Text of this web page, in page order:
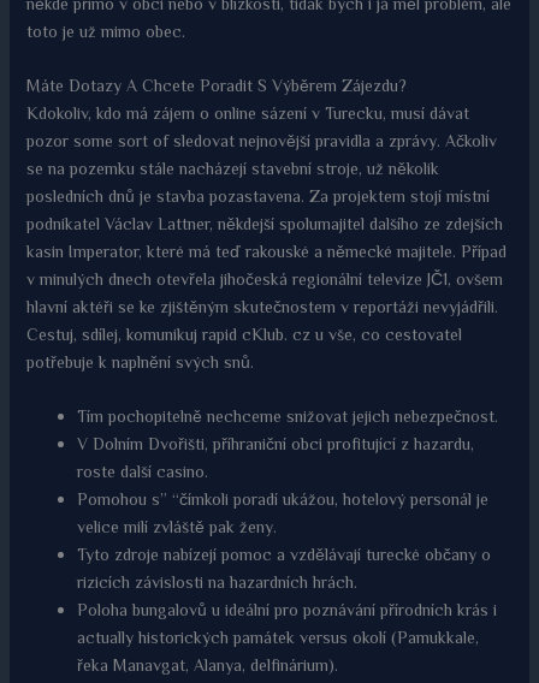
někde přímo v obci nebo v blízkosti, tidak bych i já měl problém, ale
toto je už mimo obec.
Máte Dotazy A Chcete Poradit S Výběrem Zájezdu?
Kdokoliv, kdo má zájem o online sázení v Turecku, musí dávat
pozor some sort of sledovat nejnovější pravidla a zprávy. Ačkoliv
se na pozemku stále nacházejí stavební stroje, už několik
posledních dnů je stavba pozastavena. Za projektem stojí místní
podnikatel Václav Lattner, někdejší spolumajitel dalšího ze zdejších
kasin Imperator, které má teď rakouské a německé majitele. Případ
v minulých dnech otevřela jihočeská regionální televize JČ1, ovšem
hlavní aktéři se ke zjištěným skutečnostem v reportáži nevyjádřili.
Cestuj, sdílej, komunikuj rapid cKlub. cz u vše, co cestovatel
potřebuje k naplnění svých snů.
Tím pochopitelně nechceme snižovat jejich nebezpečnost.
V Dolním Dvořišti, příhraniční obci profitující z hazardu,
roste další casino.
Pomohou s” “čímkoli poradí ukážou, hotelový personál je
velice milí zvláště pak ženy.
Tyto zdroje nabízejí pomoc a vzdělávají turecké občany o
rizicích závislosti na hazardních hrách.
Poloha bungalovů u ideální pro poznávání přírodních krás i
actually historických památek versus okolí (Pamukkale,
řeka Manavgat, Alanya, delfinárium).